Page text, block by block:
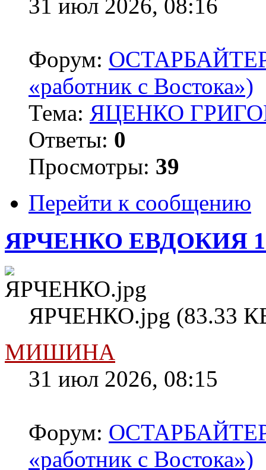
31 июл 2026, 08:16
Форум:
«работник с Востока»)
Тема: ЯЦЕНКО
Ответы: 0
Просмотры: 39
Перейти к сообщению
ЯРЧЕНКО ЕВДОКИЯ
ЯРЧЕНКО.jpg (83.33
МИШИНА
31 июл 2026, 08:15
Форум:
«работник с Востока»)